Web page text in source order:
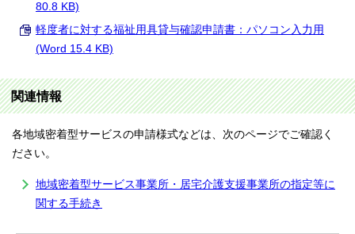
80.8 KB)
軽度者に対する福祉用具貸与確認申請書：パソコン入力用
(Word 15.4 KB)
関連情報
各地域密着型サービスの申請様式などは、次のページでご確認く
ださい。
地域密着型サービス事業所・居宅介護支援事業所の指定等に
関する手続き